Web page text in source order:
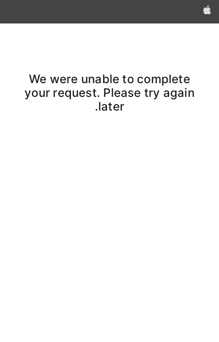
Apple‏
We were unable to complete
your request. Please try again
later.